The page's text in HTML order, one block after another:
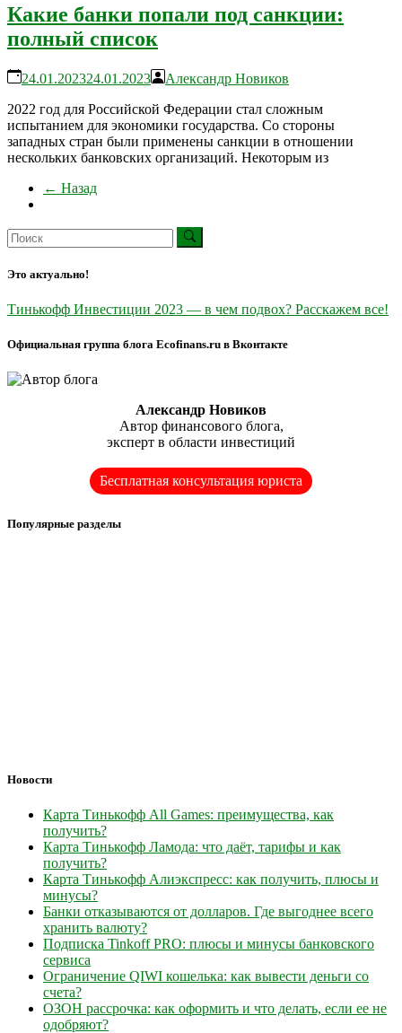
Какие банки попали под санкции:
полный список
24.01.202324.01.2023
Александр Новиков
2022 год для Российской Федерации стал сложным
испытанием для экономики государства. Со стороны
западных стран были применены санкции в отношении
нескольких банковских организаций. Некоторым из
← Назад
Это актуально!
Тинькофф Инвестиции 2023 — в чем подвох? Расскажем все!
Официальная группа блога Ecofinans.ru в Вконтакте
Александр Новиков
Автор финансового блога,
эксперт в области инвестиций
Бесплатная консультация юриста
Популярные разделы
Новости
Карта Тинькофф All Games: преимущества, как
получить?
Карта Тинькофф Ламода: что даёт, тарифы и как
получить?
Карта Тинькофф Алиэкспресс: как получить, плюсы и
минусы?
Банки отказываются от долларов. Где выгоднее всего
хранить валюту?
Подписка Tinkoff PRO: плюсы и минусы банковского
сервиса
Ограничение QIWI кошелька: как вывести деньги со
счета?
ОЗОН рассрочка: как оформить и что делать, если ее не
одобряют?